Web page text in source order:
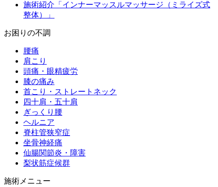
施術紹介「インナーマッスルマッサージ（ミライズ式
整体）」
お困りの不調
腰痛
肩こり
頭痛・眼精疲労
膝の痛み
首こり・ストレートネック
四十肩・五十肩
ぎっくり腰
ヘルニア
脊柱管狭窄症
坐骨神経痛
仙腸関節炎・障害
梨状筋症候群
施術メニュー